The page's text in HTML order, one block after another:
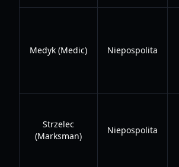
Medyk (Medic) Niepospolita
Strzelec
(Marksman)
Niepospolita